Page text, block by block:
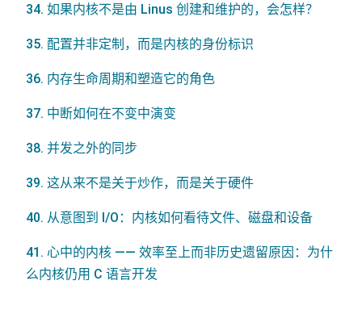
34. 如果内核不是由 Linus 创建和维护的，会怎样？
35. 配置并非定制，而是内核的身份标识
36. 内存生命周期和塑造它的角色
37. 中断如何在不变中演变
38. 并发之外的同步
39. 这从来不是关于炒作，而是关于硬件
40. 从意图到 I/O：内核如何看待文件、磁盘和设备
41. 心中的内核 —— 效率至上而非历史遗留原因：为什
么内核仍用 C 语言开发